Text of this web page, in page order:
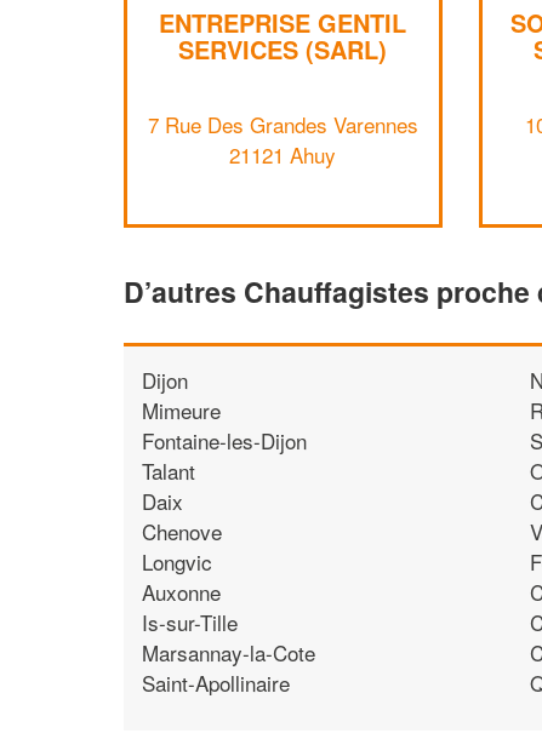
ENTREPRISE GENTIL
SERVICES (SARL)
7 Rue Des Grandes Varennes
21121 Ahuy
D’autres Chauffagistes proche
Dijon
Mimeure
Fontaine-les-Dijon
Talant
Daix
Chenove
Longvic
Auxonne
Is-sur-Tille
Marsannay-la-Cote
Saint-Apollinaire